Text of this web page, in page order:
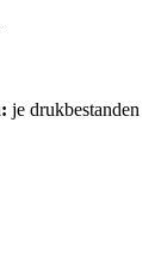
je drukbestanden